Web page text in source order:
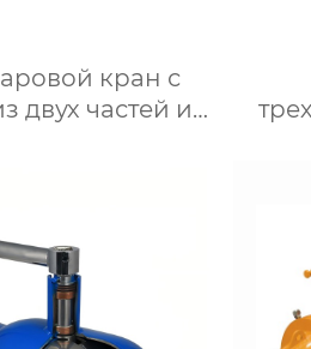
кран с
двух частей из